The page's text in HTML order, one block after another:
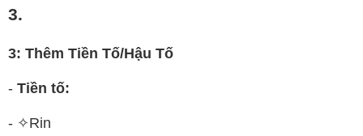
3.
3: Thêm Tiền Tố/Hậu Tố
- Tiền tố:
- ✧Rin